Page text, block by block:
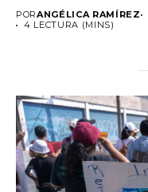
PORANGÉLICA RAMÍREZ
4 LECTURA (MINS)